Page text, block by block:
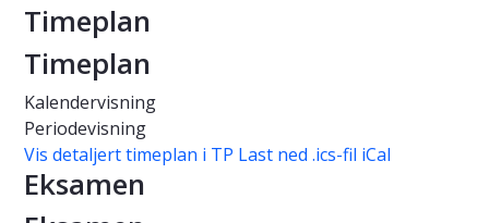
Timeplan
Timeplan
Kalendervisning
Periodevisning
Vis detaljert timeplan i TP Last ned .ics-fil iCal
Eksamen